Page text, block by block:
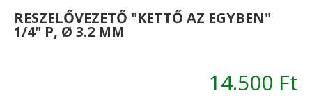
RESZELŐVEZETŐ "KETTŐ AZ EGYBEN"
1/4" P, Ø 3.2 MM
14.500 Ft